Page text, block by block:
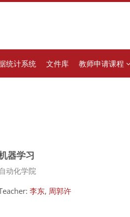
统计系统 文件库 教师申请课程
器学习
Course category
自动化学院
李东, 周郭许